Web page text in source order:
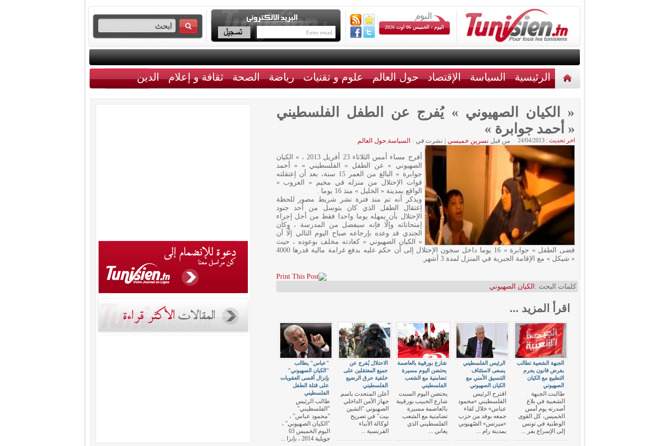
اليوم : الخميس 06 اوت 2026
الرئيسية السياسة الإقتصاد حول العالم علوم و تقنيات رياضة الصحة ثقافة و إعلام الدين
« الكيان الصهيوني » يُفرج عن الطفل الفلسطيني
« أحمد جوابرة »
اخر تحديث : 24/04/2013 من قبل نسرين خميسي | نشرت في : السياسة,حول العالم
أفرج مساء أمس الثلاثاء 23 أفريل 2013 ، « الكيان
الصهيوني » عن الطفل « الفلسطيني » « أحمد
جوابرة » البالغ من العمر 15 سنة، بعد أن إعتقلته
قوات الإحتلال من منزله في مخيم « العروب »
الواقع بمدينة « الخليل » منذ 16 يوما .
ويذكر أنه تم منذ فترة نشر شريط مصور للحظة
إعتقال الطفل الذي كان يتوسل من أحد جنود
الإحتلال بأن يمهله يوما واحدا فقط من أجل إجراء
إمتحاناته وإلّا فإنه سيفصل من المدرسة ، وكان
الجندي قد وعده بإرجاعه صباح اليوم التالي إلّا أن
« الكيان الصهيوني » كعادته مخلف بوعوده ، حيث
قضى الطفل « جوابرة » 16 يوما داخل سجون الإحتلال إلى أن حكم عليه بدفع غرامة مالية قدرها 4000
« شيكل » مع الإقامة الجبرية في المنزل لمدة 3 أشهر.
كلمات البحث : الكيان الصهيوني
اقرأ المزيد ...
"عباس" يطالب
"الكيان الصهيوني"
بإنزال أقصى العقوبات
على قتلة الطفل
الفلسطيني
طالب الرئيس
"الفلسطيني"
"محمود عباس" ،
"الكيان الصهيوني" ،
اليوم الخميس 03
جويلية 2014 ، بإنزا ...
الاحتلال يُفرج عن
جميع المعتقلين على
خلفية حرق الرضيع
الفلسطيني
أعلن المتحدث باسم
جهاز الأمن الداخلي
الصهيوني "الشين
بيت" في تصريح
لوكالة الأنباء
الفرنسية ...
شارع بورقيبة بالعاصمة
يحتضن اليوم مسيرة
تضامنية مع الشعب
الفلسطيني
يحتضن اليوم السبت
شارع الحبيب بورقيبة
بالعاصمة مسيرة
تضامنية مع الشعب
الفلسطيني الذي
يعاني ...
الرئيس الفلسطيني
يسعى لاستئناف
التنسيق الأمني مع
الكيان الصهيوني
اقترح الرئيس
الفلسطيني «محمود
عباس» خلال لقاء
جمعه بوفد من حزب
«ميرتس» الصّهيوني
بمدينة رام ...
الجبهة الشعبية تطالب
بفرض قانون يجرم
التطبيع مع الكيان
الصهيوني
طالبت الجبهة
الشعبية في بلاغ
أصدرته يوم أمس
الخميس، كل القوى
الوطنية في تونس
إلى الإسراع بفر ...